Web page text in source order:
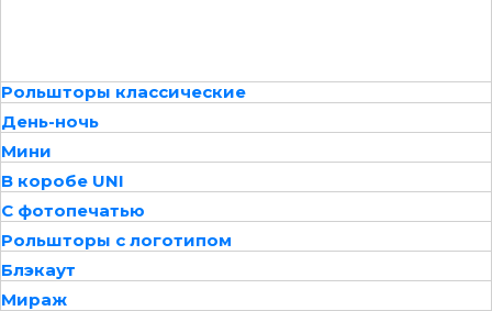
Рольшторы классические
День-ночь
Мини
В коробе UNI
С фотопечатью
Рольшторы с логотипом
Блэкаут
Мираж